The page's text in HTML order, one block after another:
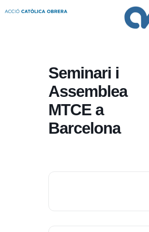
Seminari i
Assemblea
MTCE a
Barcelona